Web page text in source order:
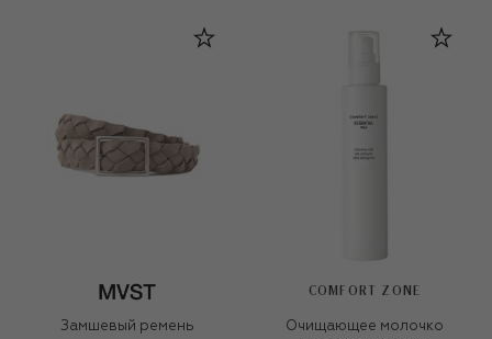
Замшевый ремень
COMFORT ZONE
Очищающее молочко